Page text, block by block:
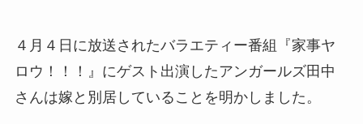
４月４日に放送されたバラエティー番組『家事ヤ
ロウ！！！』にゲスト出演したアンガールズ田中
さんは嫁と別居していることを明かしました。